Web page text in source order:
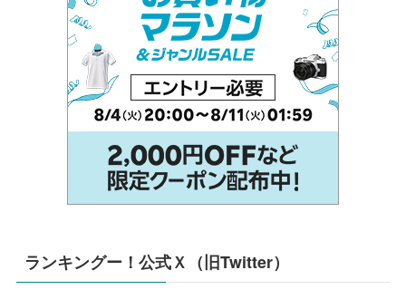
ランキングー！公式Ｘ（旧Twitter）